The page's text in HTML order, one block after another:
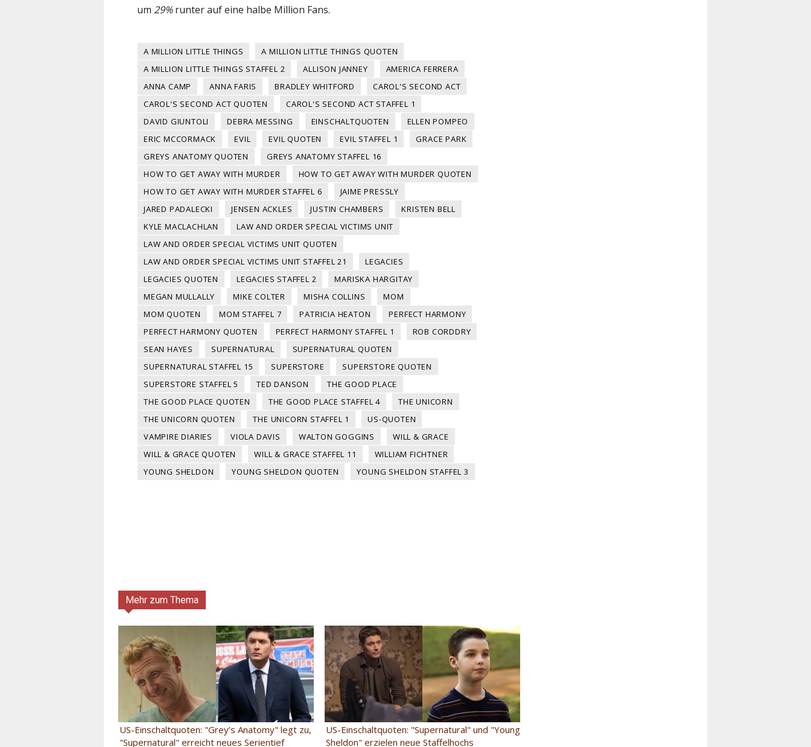
um 29%runter auf eine halbe Million Fans.
A MILLION LITTLE THINGS
A MILLION LITTLE THINGS QUOTEN
A MILLION LITTLE THINGS STAFFEL 2
ALLISON JANNEY
AMERICA FERRERA
ANNA CAMP
ANNA FARIS BRADLEY WHITFORD
CAROL'S SECOND ACT
CAROL'S SECOND ACT QUOTEN
CAROL'S SECOND ACT STAFFEL 1
DAVID GIUNTOLI
DEBRA MESSING EINSCHALTQUOTEN
ELLEN POMPEO
ERIC MCCORMACK
EVIL EVIL QUOTEN EVIL STAFFEL 1
GRACE PARK
GREYS ANATOMY QUOTEN
GREYS ANATOMY STAFFEL 16
HOW TO GET AWAY WITH MURDER
HOW TO GET AWAY WITH MURDER QUOTEN
HOW TO GET AWAY WITH MURDER STAFFEL 6
JAIME PRESSLY
JARED PADALECKI
JENSEN ACKLES JUSTIN CHAMBERS
KRISTEN BELL
KYLE MACLACHLAN
LAW AND ORDER SPECIAL VICTIMS UNIT
LAW AND ORDER SPECIAL VICTIMS UNIT QUOTEN
LAW AND ORDER SPECIAL VICTIMS UNIT STAFFEL 21
LEGACIES
LEGACIES QUOTEN
LEGACIES STAFFEL 2
MARISKA HARGITAY
MEGAN MULLALLY
MIKE COLTER MISHA COLLINS
MOM
MOM QUOTEN
MOM STAFFEL 7 PATRICIA HEATON
PERFECT HARMONY
PERFECT HARMONY QUOTEN
PERFECT HARMONY STAFFEL 1
ROB CORDDRY
SEAN HAYES
SUPERNATURAL
SUPERNATURAL QUOTEN
SUPERNATURAL STAFFEL 15
SUPERSTORE
SUPERSTORE QUOTEN
SUPERSTORE STAFFEL 5
TED DANSON
THE GOOD PLACE
THE GOOD PLACE QUOTEN
THE GOOD PLACE STAFFEL 4
THE UNICORN
THE UNICORN QUOTEN
THE UNICORN STAFFEL 1
US-QUOTEN
VAMPIRE DIARIES
VIOLA DAVIS WALTON GOGGINS
WILL & GRACE
WILL & GRACE QUOTEN
WILL & GRACE STAFFEL 11
WILLIAM FICHTNER
YOUNG SHELDON
YOUNG SHELDON QUOTEN YOUNG SHELDON STAFFEL 3
Mehr zum Thema
US-Einschaltquoten: "Grey’s Anatomy" legt zu,
"Supernatural" erreicht neues Serientief
US-Einschaltquoten: "Supernatural" und "Young
Sheldon" erzielen neue Staffelhochs